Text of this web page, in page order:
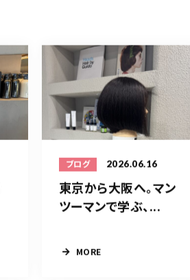
ブログ 2026.06.16
東京から大阪へ。マン
ツーマンで学ぶ、...
MORE